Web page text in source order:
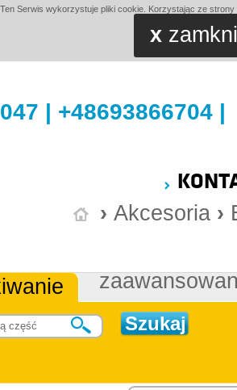
Ten Serwis wykorzystuje pliki cookie. Korzystając ze
x
| +48693866704 |
› Akcesoria ›
Szukaj